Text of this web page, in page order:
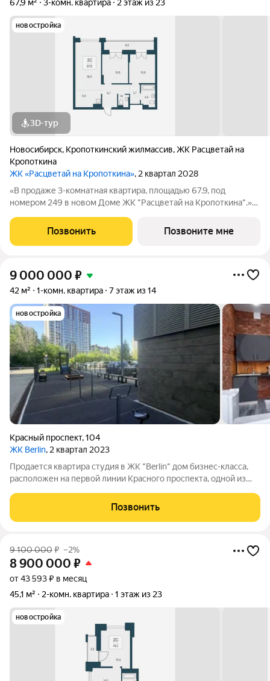
67,9 м² 3-комн. квартира 2 этаж из 23
новостройка
3D-тур
Новосибирск, Кропоткинский жилмассив,ЖК Расцветай на
Кропоткина
ЖК «Расцветай на Кропоткина», 2 квартал 2028
«В продаже 3-комнатная квартира, площадью 67.9, под
номером 249 в новом Доме ЖК "Расцветай на Кропоткина".»
«Ельцовского парка» в 10 минутах от Красного проспекта.
Проект выделяется своей
Позвонить Позвоните мне
9 000 000 ₽
42 м² 1-комн. квартира 7 этаж из 14
новостройка
Красный проспект,104
ЖК Berlin, 2 квартал 2023
Продается квартира студия в ЖК "Berlin" дом бизнес-класса,
расположен на первой линии Красного проспекта, одной из
Новосибирска. Квартира имеет свободную планировку,
высокие потолки 3 метра,
Позвонить
9 100 000₽ –2%
8 900 000 ₽
от 43 593 ₽ в месяц
45,1 м²
2-комн. квартира 1 этаж из 23
новостройка